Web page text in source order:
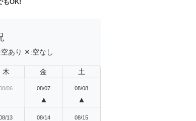
もOK!
空あり ✕:空なし
木 金 土
06 08/07
▲
08/08
▲
13 08/14 08/15